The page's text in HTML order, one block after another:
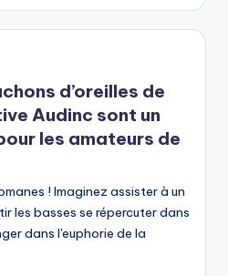
d’oreilles de
Audinc sont un
les amateurs de
! Imaginez assister à un
les basses se répercuter dans
dans l'euphorie de la